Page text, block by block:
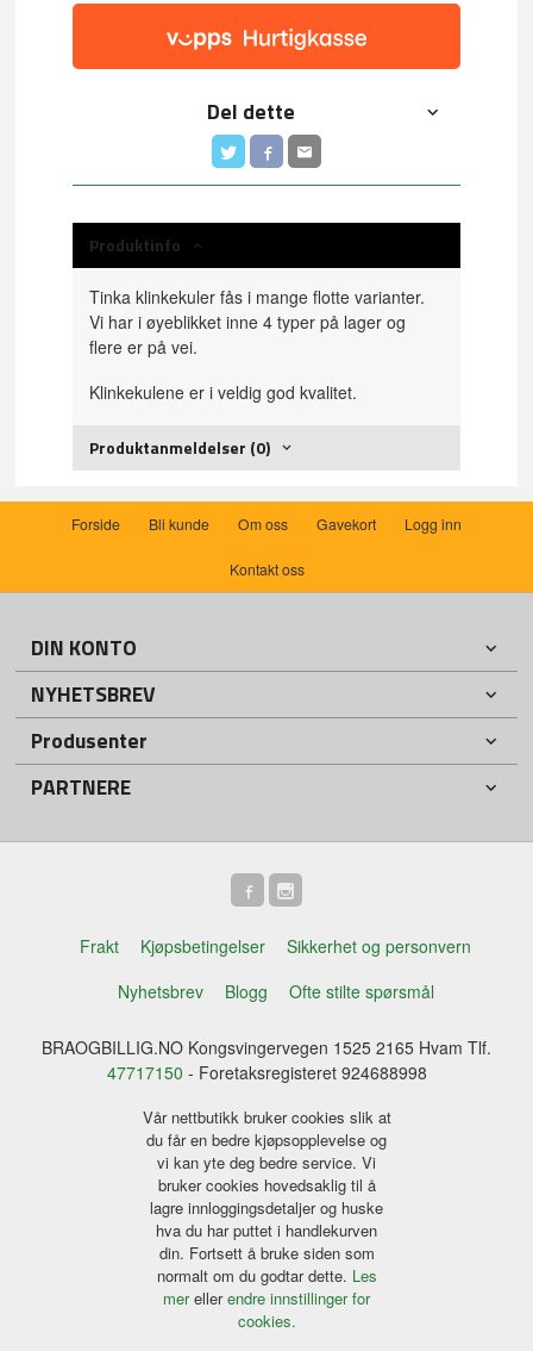
Del dette
Produktinfo
Tinka klinkekuler fås i mange flotte varianter.
Vi har i øyeblikket inne 4 typer på lager og
flere er på vei.
Klinkekulene er i veldig god kvalitet.
Produktanmeldelser (0)
Forside Bli kunde Om oss Gavekort Logg inn
Kontakt oss
DIN KONTO
NYHETSBREV
Produsenter
PARTNERE
Frakt Kjøpsbetingelser
Sikkerhet og personvern
Nyhetsbrev
Blogg Ofte stilte spørsmål
BRAOGBILLIG.NO Kongsvingervegen 1525 2165 Hvam Tlf.
47717150 - Foretaksregisteret 924688998
Vår nettbutikk bruker cookies slik at
du får en bedre kjøpsopplevelse og
vi kan yte deg bedre service. Vi
bruker cookies hovedsaklig til å
lagre innloggingsdetaljer og huske
hva du har puttet i handlekurven
din. Fortsett å bruke siden som
normalt om du godtar dette. Les
merellerendre innstillinger for
cookies.